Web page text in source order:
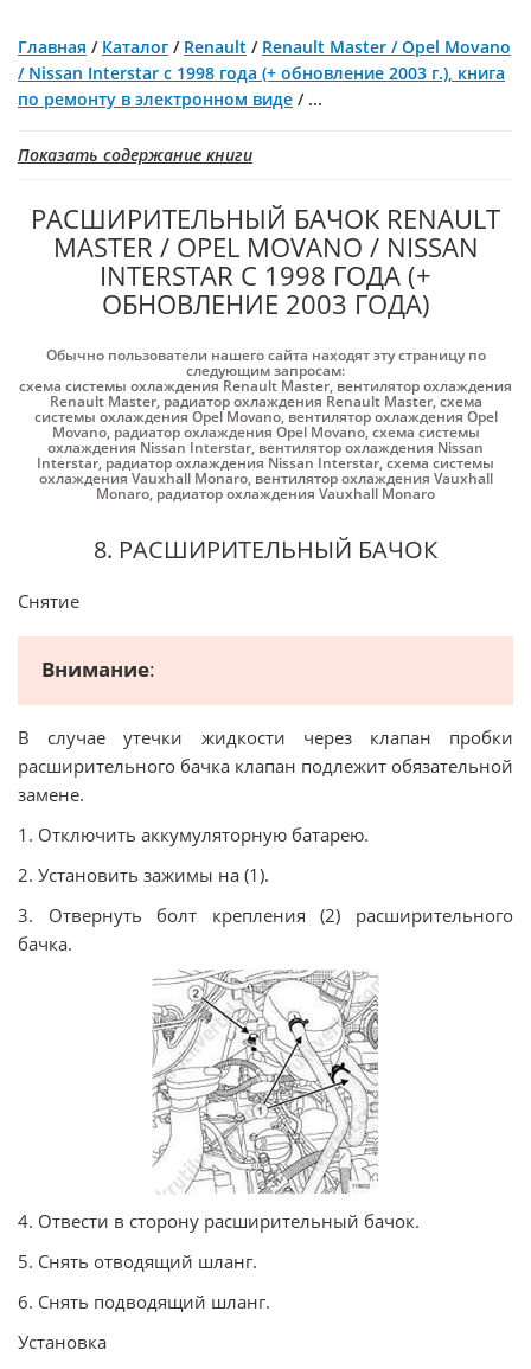
Главная / Каталог / Renault / Renault Master / Opel Movano
/ Nissan Interstar с 1998 года (+ обновление 2003 г.), книга
по ремонту в электронном виде / ...
Показать содержание книги
РАСШИРИТЕЛЬНЫЙ БАЧОК RENAULT
MASTER / OPEL MOVANO / NISSAN
INTERSTAR С 1998 ГОДА (+
ОБНОВЛЕНИЕ 2003 ГОДА)
Обычно пользователи нашего сайта находят эту страницу по
следующим запросам:
схема системы охлаждения Renault Master, вентилятор охлаждения
Renault Master, радиатор охлаждения Renault Master,схема
системы охлаждения Opel Movano, вентилятор охлаждения Opel
Movano, радиатор охлаждения Opel Movano,схема системы
охлаждения Nissan Interstar, вентилятор охлаждения Nissan
Interstar, радиатор охлаждения Nissan Interstar,схема системы
охлаждения Vauxhall Monaro, вентилятор охлаждения Vauxhall
Monaro, радиатор охлаждения Vauxhall Monaro
8. РАСШИРИТЕЛЬНЫЙ БАЧОК
Снятие
Внимание:
В случае утечки жидкости через клапан пробки
расширительного бачка клапан подлежит обязательной
замене.
1. Отключить аккумуляторную батарею.
2. Установить зажимы на (1).
3. Отвернуть болт крепления (2) расширительного
бачка.
4. Отвести в сторону расширительный бачок.
5. Снять отводящий шланг.
6. Снять подводящий шланг.
Установка